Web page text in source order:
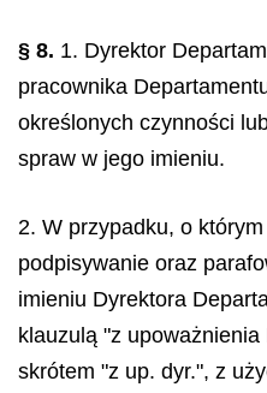
§ 8. 1. Dyrektor
pracownika
określonych czynności
spraw w jego imieniu.
2. W przypadku, o
podpisywanie oraz
imieniu Dyrektora
klauzulą "z
skrótem "z up. dyr.", z